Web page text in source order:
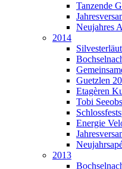
Tanzende
Neujahres
2014
Guetzlen
Etagèren
Tobi
Energie
2013